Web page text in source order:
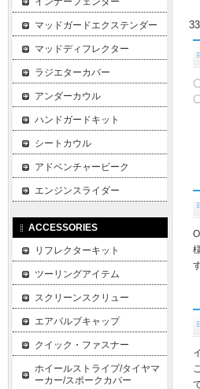
マッドガードエクステンダー
マッドディフレクター
ラジエターカバー
アンダーカウル
ハンドガードキット
シートカウル
アドベンチャービーク
エンジンスライダー
ACCESSORIES
リフレクターキット
ツーリングアイテム
スクリーンスクリュー
エアバルブキャップ
クイック・ファスナー
ホイールストライプ/タイヤマ
ーカー/スポークカバー